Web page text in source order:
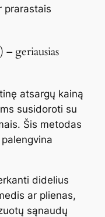
prarastais
geriausias
atsargų kainą
susidoroti su
Šis metodas
didelius
ar plienas,
sąnaudų